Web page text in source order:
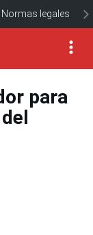
Normas legales
para